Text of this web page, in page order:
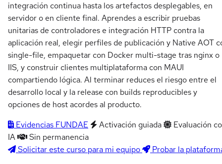
integración continua hasta los artefactos desplegables, en
servidor o en cliente final. Aprendes a escribir pruebas
unitarias de controladores e integración HTTP contra la
aplicación real, elegir perfiles de publicación y Native AOT
single-file, empaquetar con Docker multi-stage tras nginx o
IIS, y construir clientes multiplataforma con MAUI
compartiendo lógica. Al terminar reduces el riesgo entre el
desarrollo local y la release con builds reproducibles y
opciones de host acordes al producto.
Evidencias FUNDAE
Activación guiada
Evaluación
IA
Sin permanencia
Solicitar este curso para mi equipo
Probar la